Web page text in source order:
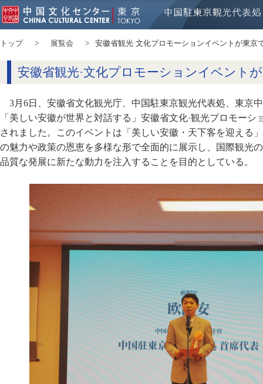
トップ 展覧会 安徽省観光·文化プロモーションイベントが東京
安徽省観光·文化プロモーションイベント
3月6日、安徽省文化観光庁、中国駐東京観光代表処、東京
「美しい安徽が世界と対話する」安徽省文化·観光プロモー
されました。このイベントは「美しい安徽・天下客を迎える
の魅力や政策の恩恵を多様な形で全面的に展示し、国際観光
品質な発展に新たな動力を注入することを目的としている。